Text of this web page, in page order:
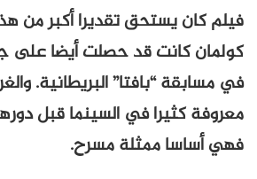
فيلم كان يستحق تقديرا أكبر من
كولمان كانت قد حصلت أيضا على
في مسابقة “بافتا” البريطانية.
معروفة كثيرا في السينما قبل
فهي أساسا ممثلة مسرح.